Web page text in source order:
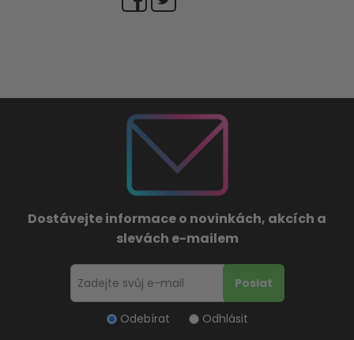
Dostávejte informace o novinkách, akcích a
slevách e-mailem
Odebírat Odhlásit